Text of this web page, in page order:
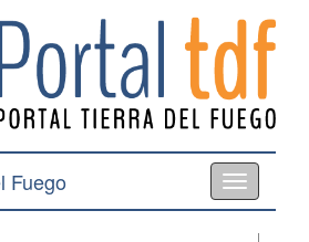
Toggle
navigation
Fuego